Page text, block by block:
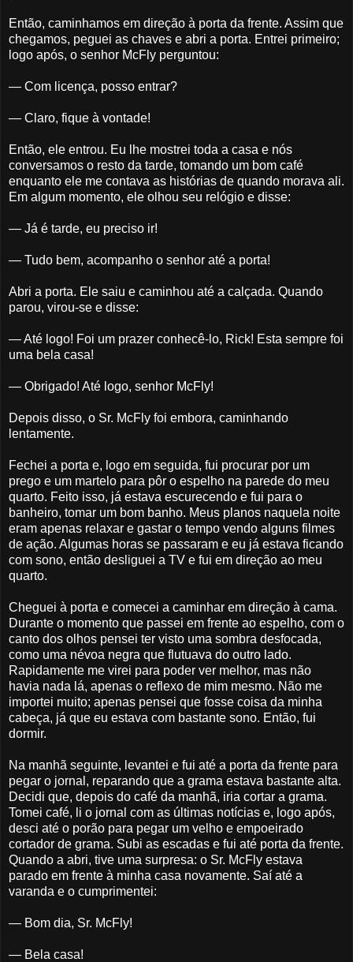
Então, caminhamos em direção à porta da frente. Assim que
chegamos, peguei as chaves e abri a porta. Entrei primeiro;
logo após, o senhor McFly perguntou:
— Com licença, posso entrar?
— Claro, fique à vontade!
Então, ele entrou. Eu lhe mostrei toda a casa e nós
conversamos o resto da tarde, tomando um bom café
enquanto ele me contava as histórias de quando morava ali.
Em algum momento, ele olhou seu relógio e disse:
— Já é tarde, eu preciso ir!
— Tudo bem, acompanho o senhor até a porta!
Abri a porta. Ele saiu e caminhou até a calçada. Quando
parou, virou-se e disse:
— Até logo! Foi um prazer conhecê-lo, Rick! Esta sempre foi
uma bela casa!
— Obrigado! Até logo, senhor McFly!
Depois disso, o Sr. McFly foi embora, caminhando
lentamente.
Fechei a porta e, logo em seguida, fui procurar por um
prego e um martelo para pôr o espelho na parede do meu
quarto. Feito isso, já estava escurecendo e fui para o
banheiro, tomar um bom banho. Meus planos naquela noite
eram apenas relaxar e gastar o tempo vendo alguns filmes
de ação. Algumas horas se passaram e eu já estava ficando
com sono, então desliguei a TV e fui em direção ao meu
quarto.
Cheguei à porta e comecei a caminhar em direção à cama.
Durante o momento que passei em frente ao espelho, com o
canto dos olhos pensei ter visto uma sombra desfocada,
como uma névoa negra que flutuava do outro lado.
Rapidamente me virei para poder ver melhor, mas não
havia nada lá, apenas o reflexo de mim mesmo. Não me
importei muito; apenas pensei que fosse coisa da minha
cabeça, já que eu estava com bastante sono. Então, fui
dormir.
Na manhã seguinte, levantei e fui até a porta da frente para
pegar o jornal, reparando que a grama estava bastante alta.
Decidi que, depois do café da manhã, iria cortar a grama.
Tomei café, li o jornal com as últimas notícias e, logo após,
desci até o porão para pegar um velho e empoeirado
cortador de grama. Subi as escadas e fui até porta da frente.
Quando a abri, tive uma surpresa: o Sr. McFly estava
parado em frente à minha casa novamente. Saí até a
varanda e o cumprimentei:
— Bom dia, Sr. McFly!
— Bela casa!